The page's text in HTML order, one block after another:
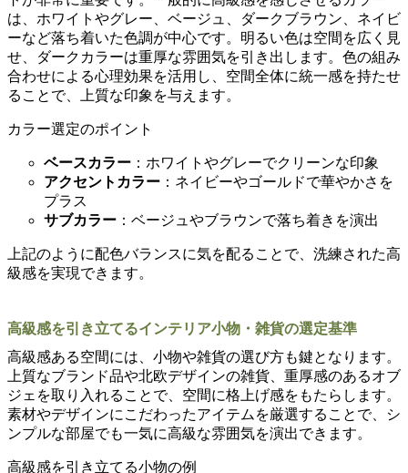
は、ホワイトやグレー、ベージュ、ダークブラウン、ネイビ
ーなど落ち着いた色調が中心です。明るい色は空間を広く見
せ、ダークカラーは重厚な雰囲気を引き出します。色の組み
合わせによる心理効果を活用し、空間全体に統一感を持たせ
ることで、上質な印象を与えます。
カラー選定のポイント
ベースカラー ：ホワイトやグレーでクリーンな印象
アクセントカラー ：ネイビーやゴールドで華やかさを
プラス
サブカラー ：ベージュやブラウンで落ち着きを演出
上記のように配色バランスに気を配ることで、洗練された高
級感を実現できます。
高級感を引き立てるインテリア小物・雑貨の選定基準
高級感ある空間には、小物や雑貨の選び方も鍵となります。
上質なブランド品や北欧デザインの雑貨、重厚感のあるオブ
ジェを取り入れることで、空間に格上げ感をもたらします。
素材やデザインにこだわったアイテムを厳選することで、シ
ンプルな部屋でも一気に高級な雰囲気を演出できます。
高級感を引き立てる小物の例